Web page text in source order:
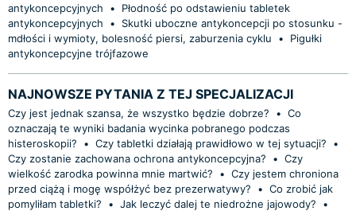
antykoncepcyjnych
•
Płodność po odstawieniu tabletek
antykoncepcyjnych
•
Skutki uboczne antykoncepcji po stosunku -
mdłości i wymioty, bolesność piersi, zaburzenia cyklu
•
Pigułki
antykoncepcyjne trójfazowe
NAJNOWSZE PYTANIA Z TEJ SPECJALIZACJI
Czy jest jednak szansa, że wszystko będzie dobrze? • Co
oznaczają te wyniki badania wycinka pobranego podczas
histeroskopii?
• Czy tabletki działają prawidłowo w tej sytuacji?
•
Czy zostanie zachowana ochrona antykoncepcyjna?
• Czy
wielkość zarodka powinna mnie martwić?
• Czy jestem chroniona
przed ciążą i mogę współżyć bez prezerwatywy?
• Co zrobić jak
pomyliłam tabletki?
• Jak leczyć dalej te niedrożne jajowody?
•